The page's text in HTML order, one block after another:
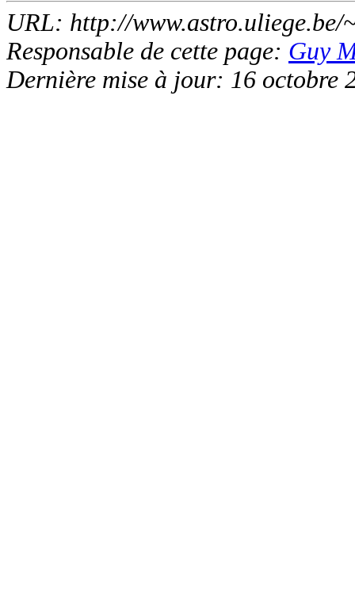
URL: http://www.astro.uliege.be/
Responsable de cette page: Guy
Dernière mise à jour: 16 octobre